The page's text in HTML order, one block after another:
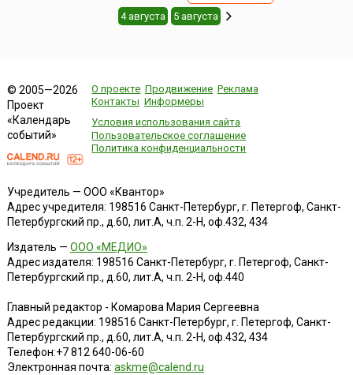
4 августа 5 августа
© 2005—2026
Проект
«Календарь
событий»
О проекте Продвижение Реклама
Контакты Информеры
Условия использования сайта
Пользовательское соглашение
Политика конфиденциальности
Учредитель — ООО «Квантор»
Адрес учредителя: 198516 Санкт-Петербург, г. Петергоф, Санкт-
Петербургский пр., д.60, лит.А, ч.п. 2-Н, оф.432, 434
Издатель — ООО «МЕДИО»
Адрес издателя: 198516 Санкт-Петербург, г. Петергоф, Санкт-
Петербургский пр., д.60, лит.А, ч.п. 2-Н, оф.440
Главный редактор - Комарова Мария Сергеевна
Адрес редакции: 198516 Санкт-Петербург, г. Петергоф, Санкт-
Петербургский пр., д.60, лит.А, ч.п. 2-Н, оф.432, 434
Телефон:+7 812 640-06-60
Электронная почта: askme@calend.ru